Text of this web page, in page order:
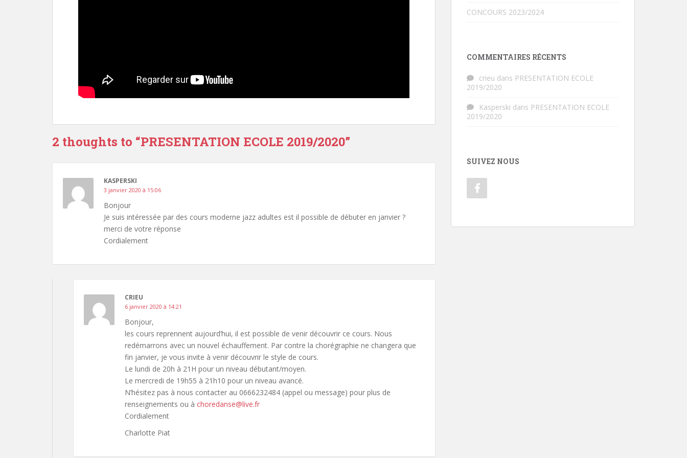
2 thoughts to “PRESENTATION ECOLE 2019/2020”
KASPERSKI
3 janvier 2020 à 15:06
Bonjour
Je suis intéressée par des cours moderne jazz adultes est il possible de débuter en janvier ?
merci de votre réponse
Cordialement
CRIEU
6 janvier 2020 à 14:21
Bonjour,
les cours reprennent aujourd’hui, il est possible de venir découvrir ce cours. Nous
redémarrons avec un nouvel échauffement. Par contre la chorégraphie ne changera que
fin janvier, je vous invite à venir découvrir le style de cours.
Le lundi de 20h à 21H pour un niveau débutant/moyen.
Le mercredi de 19h55 à 21h10 pour un niveau avancé.
N’hésitez pas à nous contacter au 0666232484 (appel ou message) pour plus de
renseignements ou à choredanse@live.fr
Cordialement
Charlotte Piat
CONCOURS 2023/2024
COMMENTAIRES RÉCENTS
crieu dans PRESENTATION ECOLE
2019/2020
Kasperski dans PRESENTATION ECOLE
2019/2020
SUIVEZ NOUS